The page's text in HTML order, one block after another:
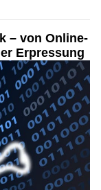
– von Online-
Erpressung